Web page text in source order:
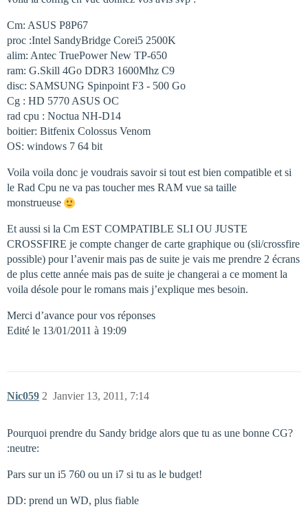
Cm: ASUS P8P67
proc :Intel SandyBridge Corei5 2500K
alim: Antec TruePower New TP-650
ram: G.Skill 4Go DDR3 1600Mhz C9
disc: SAMSUNG Spinpoint F3 - 500 Go
Cg : HD 5770 ASUS OC
rad cpu : Noctua NH-D14
boitier: Bitfenix Colossus Venom
OS: windows 7 64 bit
Voila voila donc je voudrais savoir si tout est bien compatible et si
le Rad Cpu ne va pas toucher mes RAM vue sa taille
monstrueuse
Et aussi si la Cm EST COMPATIBLE SLI OU JUSTE
CROSSFIRE je compte changer de carte graphique ou (sli/crossfire
possible) pour l’avenir mais pas de suite je vais me prendre 2 écrans
de plus cette année mais pas de suite je changerai a ce moment la
voila désole pour le romans mais j’explique mes besoin.
Merci d’avance pour vos réponses
Edité le 13/01/2011 à 19:09
Nic059 Janvier 13, 2011, 7:14
2
Pourquoi prendre du Sandy bridge alors que tu as une bonne CG?
:neutre:
Pars sur un i5 760 ou un i7 si tu as le budget!
DD: prend un WD, plus fiable